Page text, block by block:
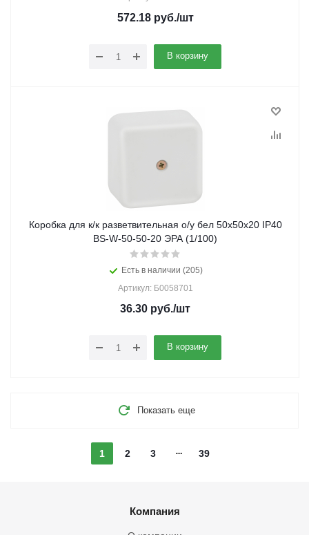
572.18руб./шт
В корзину
Коробка для к/к разветвительная о/у бел 50х50х20 IP40
BS-W-50-50-20 ЭРА (1/100)
Есть в наличии (205)
Артикул: Б0058701
36.30 руб./шт
В корзину
Показать еще
1 2 3 39
Компания